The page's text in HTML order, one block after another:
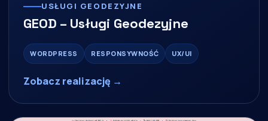
USŁUGI GEODEZYJNE
GEOD – Usługi Geodezyjne
WORDPRESS RESPONSYWNOŚĆ UX/UI
Zobacz realizację →